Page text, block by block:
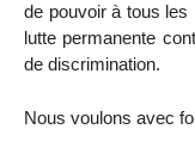
de pouvoir à tous les
lutte permanente
de discrimination.
Nous voulons avec